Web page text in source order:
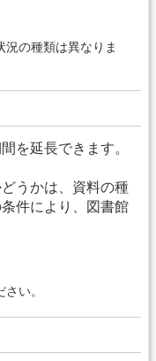
況の種類は異なりま
を延長できます。
うかは、資料の種
件により、図書館
い。